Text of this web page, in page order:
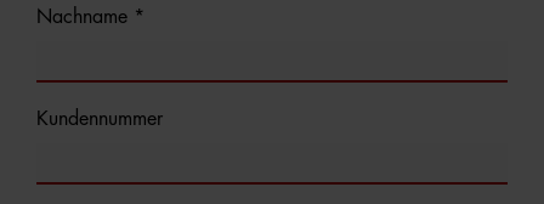
Nachname *
Kundennummer